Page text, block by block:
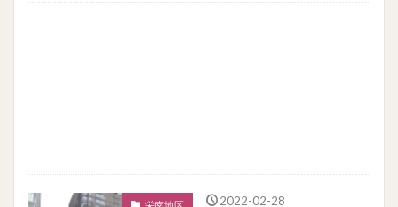
2022-02-28